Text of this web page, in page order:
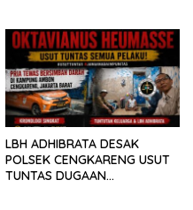
LBH ADHIBRATA DESAK
POLSEK CENGKARENG USUT
TUNTAS DUGAAN